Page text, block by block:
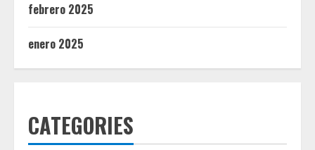
febrero 2025
enero 2025
CATEGORIES